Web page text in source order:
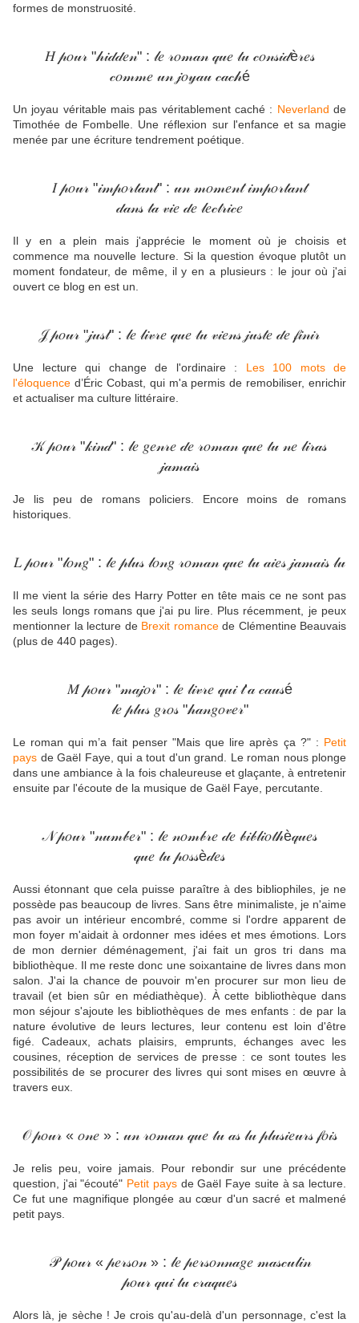
formes de monstruosité.
𝐻 𝓅𝑜𝓊𝓇 "𝒽𝒾𝒹𝒹𝑒𝓃" : 𝓁𝑒 𝓇𝑜𝓂𝒶𝓃 𝓆𝓊𝑒 𝓉𝓊 𝒸𝑜𝓃𝓈𝒾𝒹è𝓇𝑒𝓈
𝒸𝑜𝓂𝓂𝑒 𝓊𝓃 𝒿𝑜𝓎𝒶𝓊 𝒸𝒶𝒸𝒽é
Un joyau véritable mais pas véritablement caché : Neverland de
Timothée de Fombelle. Une réflexion sur l'enfance et sa magie
menée par une écriture tendrement poétique.
𝐼 𝓅𝑜𝓊𝓇 "𝒾𝓂𝓅𝑜𝓇𝓉𝒶𝓃𝓉" : 𝓊𝓃 𝓂𝑜𝓂𝑒𝓃𝓉 𝒾𝓂𝓅𝑜𝓇𝓉𝒶𝓃𝓉
𝒹𝒶𝓃𝓈 𝓉𝒶 𝓋𝒾𝑒 𝒹𝑒 𝓁𝑒𝒸𝓉𝓇𝒾𝒸𝑒
Il y en a plein mais j'apprécie le moment où je choisis et
commence ma nouvelle lecture. Si la question évoque plutôt un
moment fondateur, de même, il y en a plusieurs : le jour où j'ai
ouvert ce blog en est un.
𝒥 𝓅𝑜𝓊𝓇 "𝒿𝓊𝓈𝓉" : 𝓁𝑒 𝓁𝒾𝓋𝓇𝑒 𝓆𝓊𝑒 𝓉𝓊 𝓋𝒾𝑒𝓃𝓈 𝒿𝓊𝓈𝓉𝑒 𝒹𝑒 𝒻𝒾𝓃𝒾𝓇
Une lecture qui change de l'ordinaire : Les 100 mots de
l'éloquence d’Éric Cobast, qui m'a permis de remobiliser, enrichir
et actualiser ma culture littéraire.
𝒦 𝓅𝑜𝓊𝓇 "𝓀𝒾𝓃𝒹" : 𝓁𝑒 𝑔𝑒𝓃𝓇𝑒 𝒹𝑒 𝓇𝑜𝓂𝒶𝓃 𝓆𝓊𝑒 𝓉𝓊 𝓃𝑒 𝓁𝒾𝓇𝒶𝓈
𝒿𝒶𝓂𝒶𝒾𝓈
Je lis peu de romans policiers. Encore moins de romans
historiques.
𝐿 𝓅𝑜𝓊𝓇 "𝓁𝑜𝓃𝑔" : 𝓁𝑒 𝓅𝓁𝓊𝓈 𝓁𝑜𝓃𝑔 𝓇𝑜𝓂𝒶𝓃 𝓆𝓊𝑒 𝓉𝓊 𝒶𝒾𝑒𝓈 𝒿𝒶𝓂𝒶𝒾𝓈 𝓁𝓊
Il me vient la série des Harry Potter en tête mais ce ne sont pas
les seuls longs romans que j'ai pu lire. Plus récemment, je peux
mentionner la lecture de Brexit romancede Clémentine Beauvais
(plus de 440 pages).
𝑀 𝓅𝑜𝓊𝓇 "𝓂𝒶𝒿𝑜𝓇" : 𝓁𝑒 𝓁𝒾𝓋𝓇𝑒 𝓆𝓊𝒾 𝓉’𝒶 𝒸𝒶𝓊𝓈é
𝓁𝑒 𝓅𝓁𝓊𝓈 𝑔𝓇𝑜𝓈 "𝒽𝒶𝓃𝑔𝑜𝓋𝑒𝓇"
Le roman qui m’a fait penser "Mais que lire après ça ?" : Petit
pays de Gaël Faye, qui a tout d'un grand. Le roman nous plonge
dans une ambiance à la fois chaleureuse et glaçante, à entretenir
ensuite par l'écoute de la musique de Gaël Faye, percutante.
𝒩 𝓅𝑜𝓊𝓇 "𝓃𝓊𝓂𝒷𝑒𝓇" : 𝓁𝑒 𝓃𝑜𝓂𝒷𝓇𝑒 𝒹𝑒 𝒷𝒾𝒷𝓁𝒾𝑜𝓉𝒽è𝓆𝓊𝑒𝓈
𝓆𝓊𝑒 𝓉𝓊 𝓅𝑜𝓈𝓈è𝒹𝑒𝓈
Aussi étonnant que cela puisse paraître à des bibliophiles, je ne
possède pas beaucoup de livres. Sans être minimaliste, je n'aime
pas avoir un intérieur encombré, comme si l'ordre apparent de
mon foyer m'aidait à ordonner mes idées et mes émotions. Lors
de mon dernier déménagement, j'ai fait un gros tri dans ma
bibliothèque. Il me reste donc une soixantaine de livres dans mon
salon. J'ai la chance de pouvoir m'en procurer sur mon lieu de
travail (et bien sûr en médiathèque). À cette bibliothèque dans
mon séjour s'ajoute les bibliothèques de mes enfants : de par la
nature évolutive de leurs lectures, leur contenu est loin d'être
figé. Cadeaux, achats plaisirs, emprunts, échanges avec les
cousines, réception de services de presse : ce sont toutes les
possibilités de se procurer des livres qui sont mises en œuvre à
travers eux.
𝒪 𝓅𝑜𝓊𝓇 « 𝑜𝓃𝑒 » : 𝓊𝓃 𝓇𝑜𝓂𝒶𝓃 𝓆𝓊𝑒 𝓉𝓊 𝒶𝓈 𝓁𝓊 𝓅𝓁𝓊𝓈𝒾𝑒𝓊𝓇𝓈 𝒻𝑜𝒾𝓈
Je relis peu, voire jamais. Pour rebondir sur une précédente
question, j'ai "écouté" Petit paysde Gaël Faye suite à sa lecture.
Ce fut une magnifique plongée au cœur d'un sacré et malmené
petit pays.
𝒫 𝓅𝑜𝓊𝓇 « 𝓅𝑒𝓇𝓈𝑜𝓃 » : 𝓁𝑒 𝓅𝑒𝓇𝓈𝑜𝓃𝓃𝒶𝑔𝑒 𝓂𝒶𝓈𝒸𝓊𝓁𝒾𝓃
𝓅𝑜𝓊𝓇 𝓆𝓊𝒾 𝓉𝓊 𝒸𝓇𝒶𝓆𝓊𝑒𝓈
Alors là, je sèche ! Je crois qu'au-delà d'un personnage, c'est la